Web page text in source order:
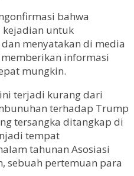
bahwa
kejadian untuk
dan menyatakan di media
informasi
mungkin.
terjadi kurang dari
terhadap Trump
tersangka ditangkap di
tempat
tahunan Asosiasi
sebuah pertemuan para